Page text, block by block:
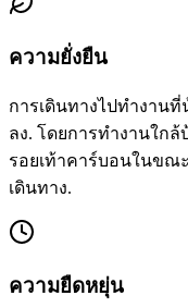
ความยั่งยืน
การเดินทางไปทำงาน
ลง. โดยการทำงานใก
รอยเท้าคาร์บอนในขณ
เดินทาง.
ความยืดหยุ่น